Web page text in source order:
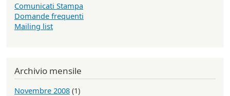
Comunicati Stampa
Domande frequenti
Mailing list
Archivio mensile
Novembre 2008 (1)